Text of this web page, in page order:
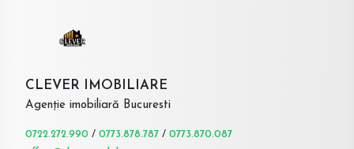
CLEVER IMOBILIARE
Agenție imobiliară Bucuresti
0722.272.990 / 0773.878.787 / 0773.870.087